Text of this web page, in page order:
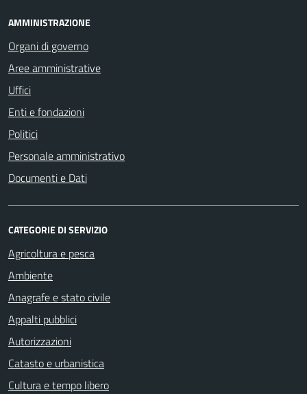
AMMINISTRAZIONE
Organi di governo
Aree amministrative
Uffici
Enti e fondazioni
Politici
Personale amministrativo
Documenti e Dati
CATEGORIE DI SERVIZIO
Agricoltura e pesca
Ambiente
Anagrafe e stato civile
Appalti pubblici
Autorizzazioni
Catasto e urbanistica
Cultura e tempo libero